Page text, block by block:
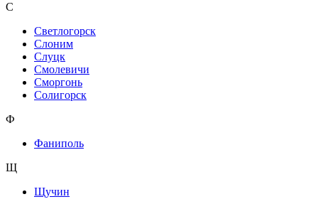
С
Светлогорск
Слоним
Слуцк
Смолевичи
Сморгонь
Солигорск
Ф
Фаниполь
Щ
Щучин